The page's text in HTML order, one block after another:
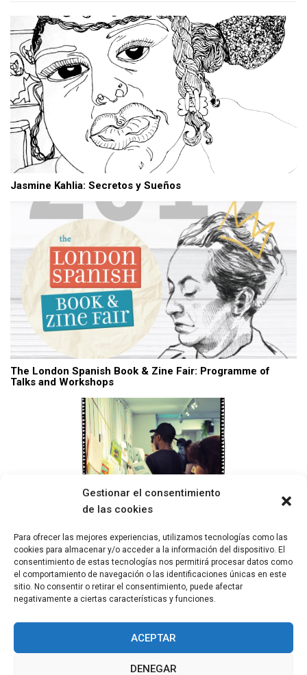
Gestionar el consentimiento
de las cookies
Para ofrecer las mejores experiencias, utilizamos tecnologías como las
cookies para almacenar y/o acceder a la información del dispositivo. El
consentimiento de estas tecnologías nos permitirá procesar datos como
el comportamiento de navegación o las identificaciones únicas en este
sitio. No consentir o retirar el consentimiento, puede afectar
negativamente a ciertas características y funciones.
ACEPTAR
DENEGAR
Jasmine Kahlia: Secretos y Sueños
The London Spanish Book & Zine Fair: Programme of
Talks and Workshops
Presencias de allá para acá: Exposición colectiva de
fanzines en LSBF 2019